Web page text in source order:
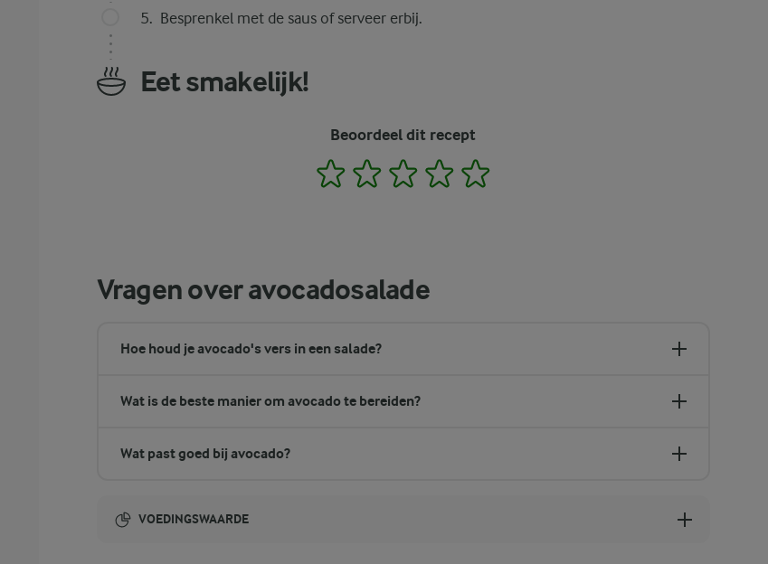
Besprenkel met de saus of serveer erbij.
Eet smakelijk!
Beoordeel dit recept
1 2 3 4
Vragen over avocadosalade
Hoe houd je avocado's vers in een salade?
Wat is de beste manier om avocado te bereiden?
Wat past goed bij avocado?
VOEDINGSWAARDE